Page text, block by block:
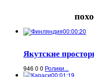
00:00:20
Якутские
946 0 0 Ролики...
00:01:19